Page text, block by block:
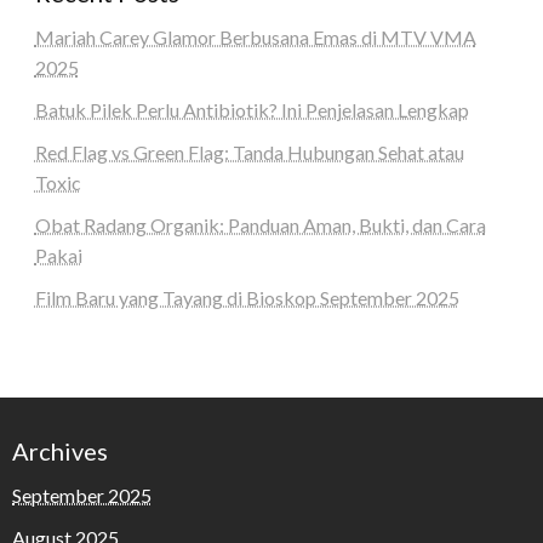
Mariah Carey Glamor Berbusana Emas di MTV VMA
2025
Batuk Pilek Perlu Antibiotik? Ini Penjelasan Lengkap
Red Flag vs Green Flag: Tanda Hubungan Sehat atau
Toxic
Obat Radang Organik: Panduan Aman, Bukti, dan Cara
Pakai
Film Baru yang Tayang di Bioskop September 2025
Archives
September 2025
August 2025